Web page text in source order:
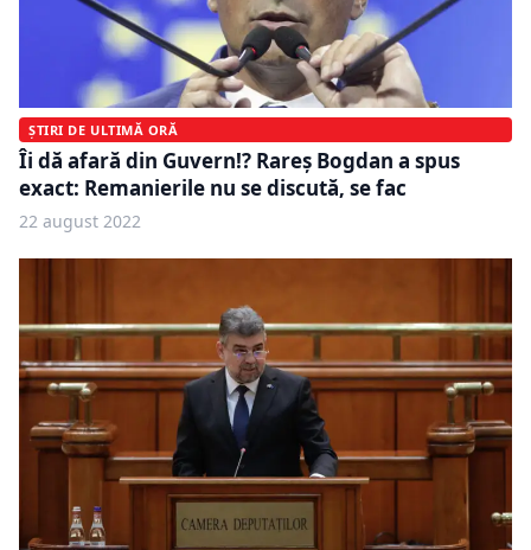
ȘTIRI DE ULTIMĂ ORĂ
Îi dă afară din Guvern!? Rareș Bogdan a spus
exact: Remanierile nu se discută, se fac
22 august 2022